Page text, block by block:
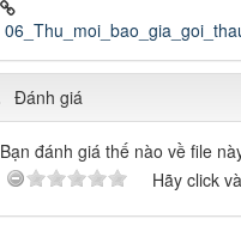
Đánh giá
Bạn đánh giá thế nào về file
Hãy click